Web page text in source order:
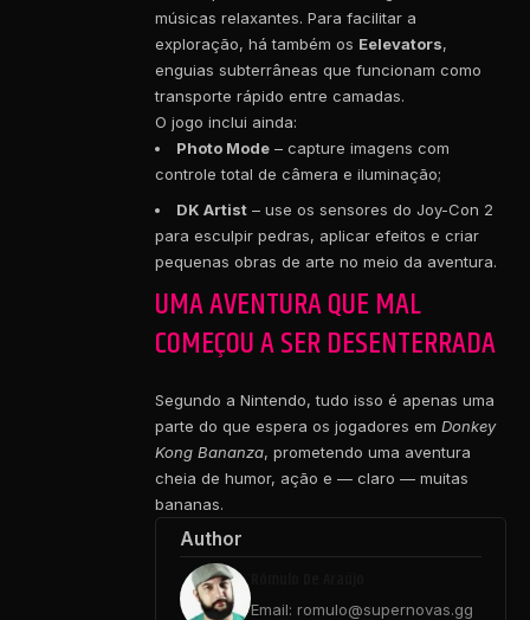
músicas relaxantes. Para facilitar a
exploração, há também os Eelevators,
enguias subterrâneas que funcionam como
transporte rápido entre camadas.
O jogo inclui ainda:
Photo Mode – capture imagens com
controle total de câmera e iluminação;
DK Artist – use os sensores do Joy-Con 2
para esculpir pedras, aplicar efeitos e criar
pequenas obras de arte no meio da aventura.
UMA AVENTURA QUE MAL
COMEÇOU A SER DESENTERRADA
Segundo a Nintendo, tudo isso é apenas uma
parte do que espera os jogadores em Donkey
Kong Bananza, prometendo uma aventura
cheia de humor, ação e — claro — muitas
bananas.
Author
Email: romulo@supernovas.gg